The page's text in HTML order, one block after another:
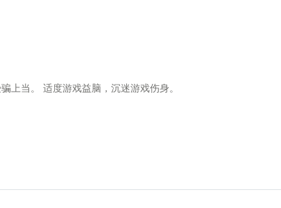
上当。 适度游戏益脑，沉迷游戏伤身。